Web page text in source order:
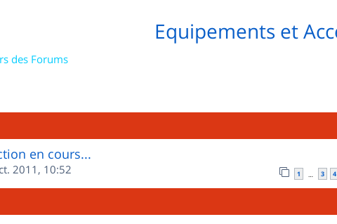
Equipements et
des Forums
en cours...
2011, 10:52 1 … 3 4